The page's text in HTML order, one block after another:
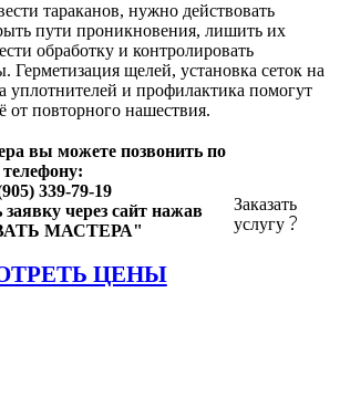
тараканов, нужно действовать
пути проникновения, лишить их
обработку и контролировать
Герметизация щелей, установка сеток на
уплотнителей и профилактика помогут
от повторного нашествия.
вы можете позвонить по
телефону:
339-79-19
через сайт нажав
МАСТЕРА"
ЦЕНЫ
Заказать
услугу